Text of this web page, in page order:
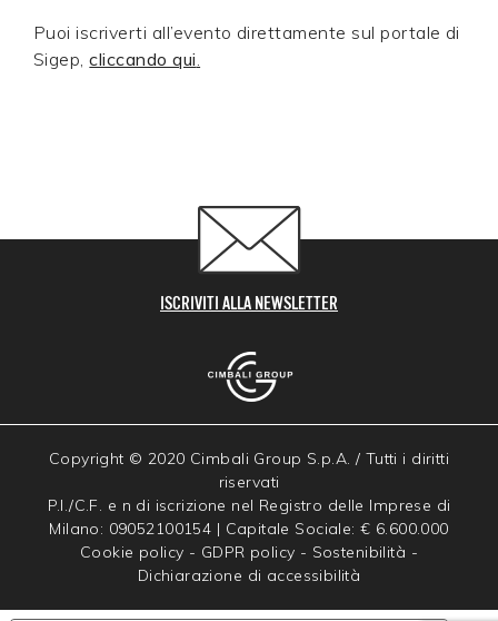
Puoi iscriverti all’evento direttamente sul portale di
Sigep,cliccando qui
ISCRIVITI ALLA NEWSLETTER
Copyright © 2020 Cimbali Group S.p.A. / Tutti i diritti
riservati
P.I./C.F. e n di iscrizione nel Registro delle Imprese di
Milano: 09052100154 | Capitale Sociale: € 6.600.000
Cookie policy - GDPR policy - Sostenibilità -
Dichiarazione di accessibilità